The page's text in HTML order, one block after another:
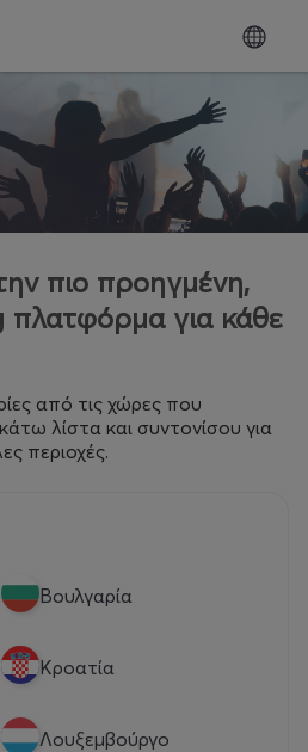
πιο προηγμένη,
για κάθε
από τις χώρες που
λίστα και συντονίσου για
περιοχές.
Βουλγαρία
Κροατία
Λουξεμβούργο